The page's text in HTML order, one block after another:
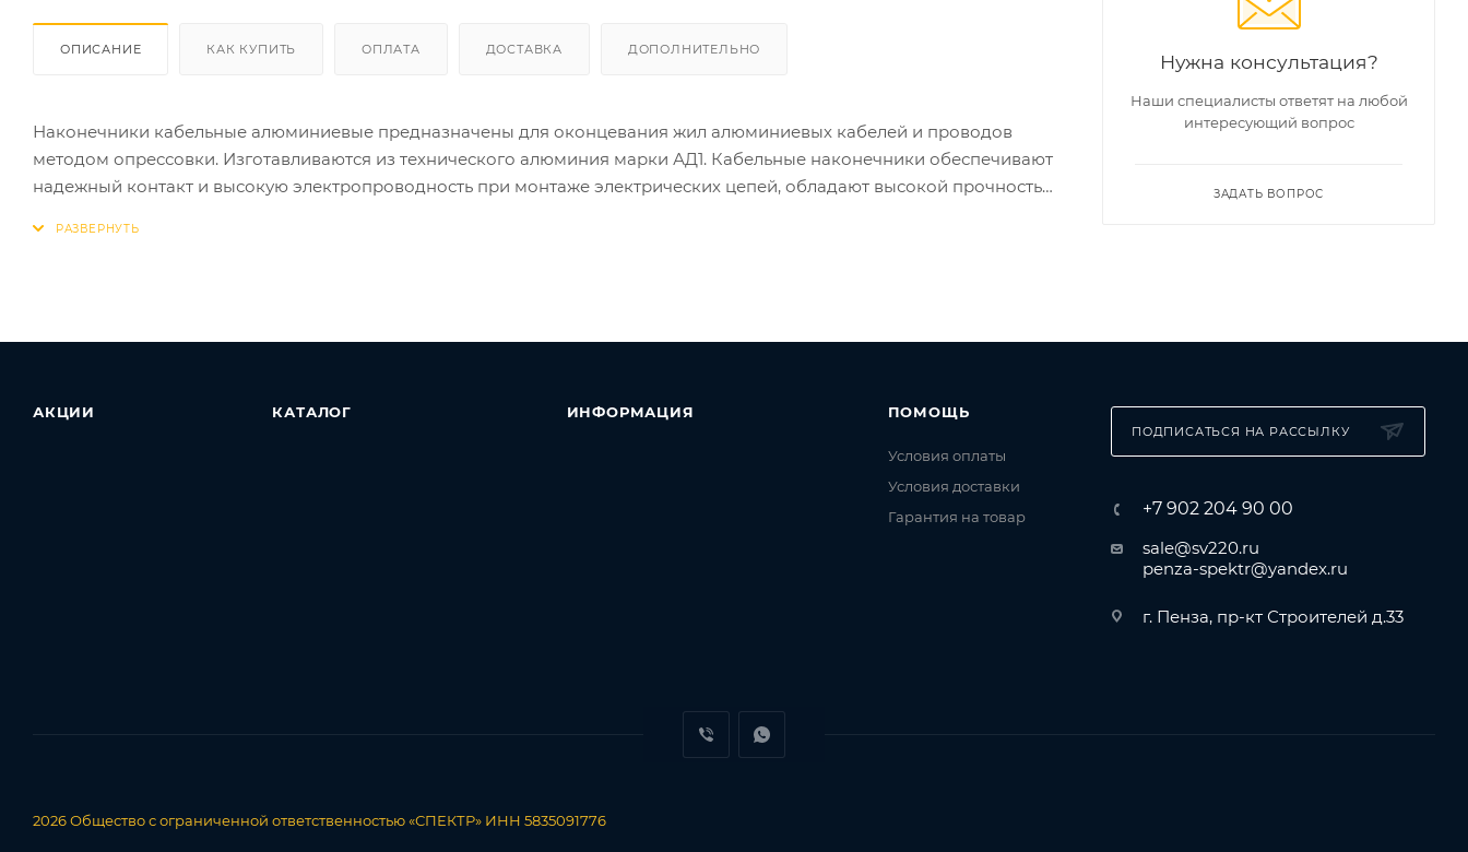
ОПИСАНИЕ КАК КУПИТЬ ОПЛАТА ДОСТАВКА ДОПОЛНИТЕЛЬНО
Наконечники кабельные алюминиевые предназначены для оконцевания жил алюминиевых кабелей и проводов
методом опрессовки. Изготавливаются из технического алюминия марки АД1. Кабельные наконечники обеспечивают
надежный контакт и высокую электропроводность при монтаже электрических цепей, обладают высокой прочностью
Нужна консультация?
Наши специалисты ответят на любой
интересующий вопрос
ЗАДАТЬ ВОПРОС
АКЦИИ КАТАЛОГ ИНФОРМАЦИЯ ПОМОЩЬ
Условия оплаты
Условия доставки
Гарантия на товар
ПОДПИСАТЬСЯ НА РАССЫЛКУ
+7 902 204 90 00
sale@sv220.ru
penza-spektr@yandex.ru
г. Пенза, пр-кт Строителей д.33
2026Общество с ограниченной ответственностью «СПЕКТР» ИНН 5835091776